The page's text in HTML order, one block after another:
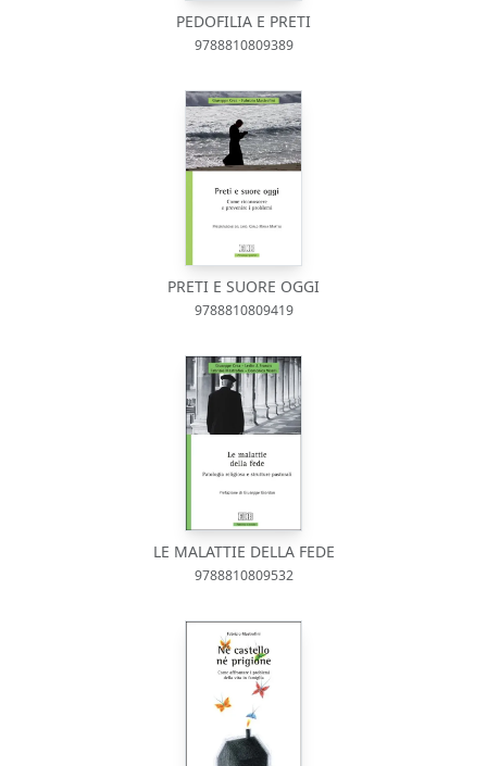
PEDOFILIA E PRETI
9788810809389
PRETI E SUORE OGGI
9788810809419
LE MALATTIE DELLA FEDE
9788810809532